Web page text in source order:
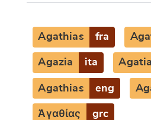
Agathias fra
Agazia ita
Agathias eng
Ἀγαθίας grc